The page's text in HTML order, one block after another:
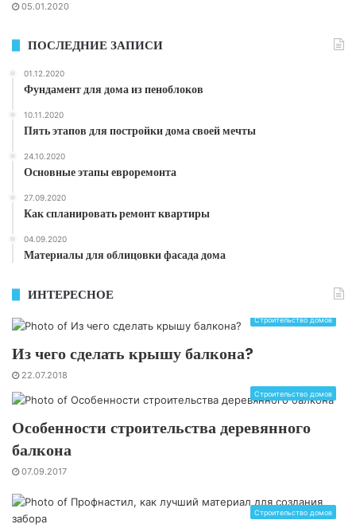
05.01.2020
ПОСЛЕДНИЕ ЗАПИСИ
01.12.2020
Фундамент для дома из пеноблоков
10.11.2020
Пять этапов для постройки дома своей мечты
24.10.2020
Основные этапы евроремонта
27.09.2020
Как спланировать ремонт квартиры
04.09.2020
Материалы для облицовки фасада дома
ИНТЕРЕСНОЕ
Строительство домов
Из чего сделать крышу балкона?
22.07.2018
Строительство домов
Особенности строительства деревянного
балкона
07.09.2017
Строительство домов